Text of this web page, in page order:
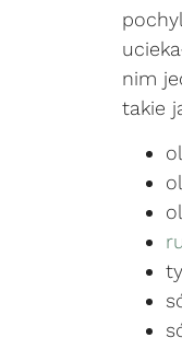
nim
takie